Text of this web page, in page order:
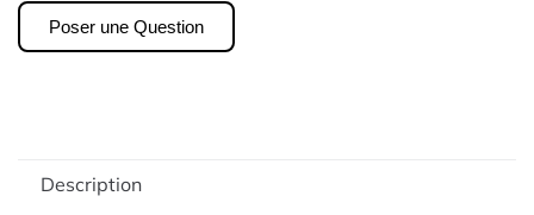
Poser une Question
Description